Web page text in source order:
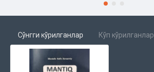
23-mavzu. Natija ko'rinishlari
24-mavzu. Natija olish kayfiyati
25-mavzu. Istisnoiy qiyos
Сўнгги кўрилганлар Кўп кўрилганлар